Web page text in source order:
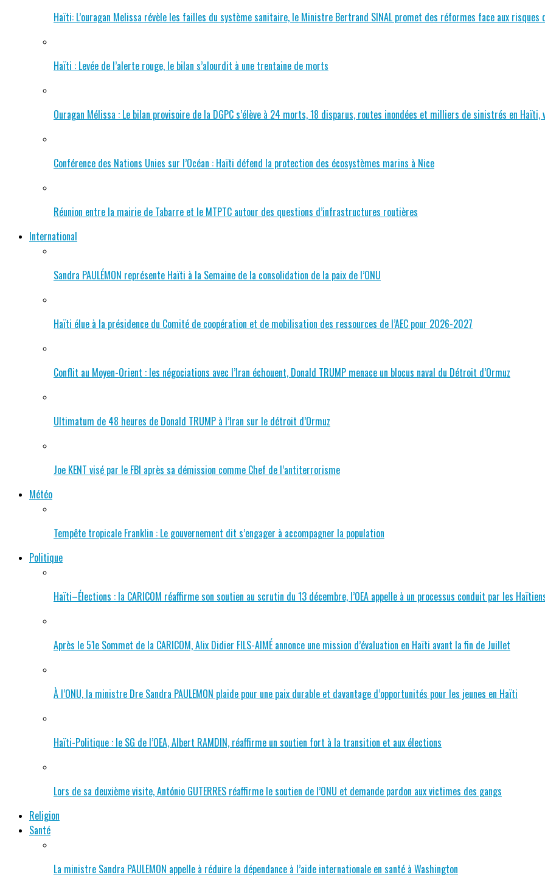
Haïti: L’ouragan Melissa révèle les failles du système sanitaire, le Ministre Bertrand SINAL promet des réformes face aux risques
Haïti : Levée de l’alerte rouge, le bilan s’alourdit à une trentaine de morts
Ouragan Mélissa : Le bilan provisoire de la DGPC s’élève à 24 morts, 18 disparus, routes inondées et milliers de sinistrés en Haïti,
Conférence des Nations Unies sur l’Océan : Haïti défend la protection des écosystèmes marins à Nice
Réunion entre la mairie de Tabarre et le MTPTC autour des questions d’infrastructures routières
International
Sandra PAULÉMON représente Haïti à la Semaine de la consolidation de la paix de l’ONU
Haïti élue à la présidence du Comité de coopération et de mobilisation des ressources de l’AEC pour 2026-2027
Conflit au Moyen-Orient : les négociations avec l’Iran échouent, Donald TRUMP menace un blocus naval du Détroit d’Ormuz
Ultimatum de 48 heures de Donald TRUMP à l’Iran sur le détroit d’Ormuz
Joe KENT visé par le FBI après sa démission comme Chef de l’antiterrorisme
Météo
Tempête tropicale Franklin : Le gouvernement dit s’engager à accompagner la population
Politique
Haïti–Élections : la CARICOM réaffirme son soutien au scrutin du 13 décembre, l’OEA appelle à un processus conduit par les
Après le 51e Sommet de la CARICOM, Alix Didier FILS-AIMÉ annonce une mission d’évaluation en Haïti avant la fin de Juillet
À l’ONU, la ministre Dre Sandra PAULEMON plaide pour une paix durable et davantage d’opportunités pour les jeunes en Haïti
Haïti-Politique : le SG de l’OEA, Albert RAMDIN, réaffirme un soutien fort à la transition et aux élections
Lors de sa deuxième visite, António GUTERRES réaffirme le soutien de l’ONU et demande pardon aux victimes des gangs
Religion
Santé
La ministre Sandra PAULEMON appelle à réduire la dépendance à l’aide internationale en santé à Washington